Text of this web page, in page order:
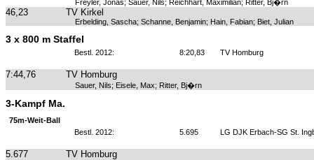
Freyler, Jonas; Sauer, Nils; Reichhart, Maximilian; Ritter, Bj�rn
46,23 TV Kirkel
Erbelding, Sascha; Schanne, Benjamin; Hain, Fabian; Biet, Julian
3 x 800 m Staffel
Bestl. 2012: 8:20,83 TV Homburg
7:44,76 TV Homburg
Sauer, Nils; Eisele, Max; Ritter, Bj�rn
3-Kampf Ma.
75m-Weit-Ball
Bestl. 2012:
5.695 LG DJK Erbach-SG St.
5.677 TV Homburg